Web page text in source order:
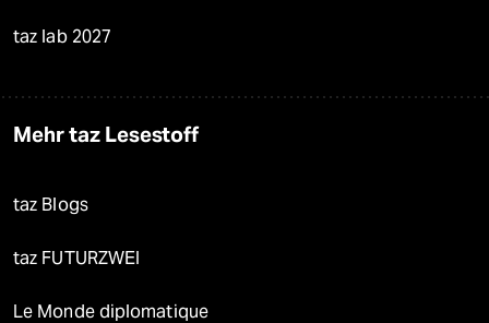
taz lab 2027
Mehr taz Lesestoff
taz Blogs
taz FUTURZWEI
Le Monde diplomatique